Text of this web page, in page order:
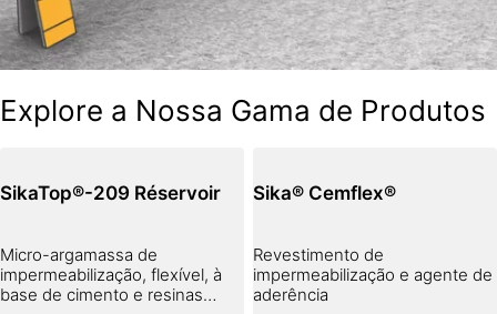
Explore a Nossa Gama de Produtos
SikaTop®-209 Réservoir
Micro-argamassa de
impermeabilização, flexível, à
base de cimento e resinas
Sika® Cemflex®
Revestimento de
impermeabilização e agente de
aderência